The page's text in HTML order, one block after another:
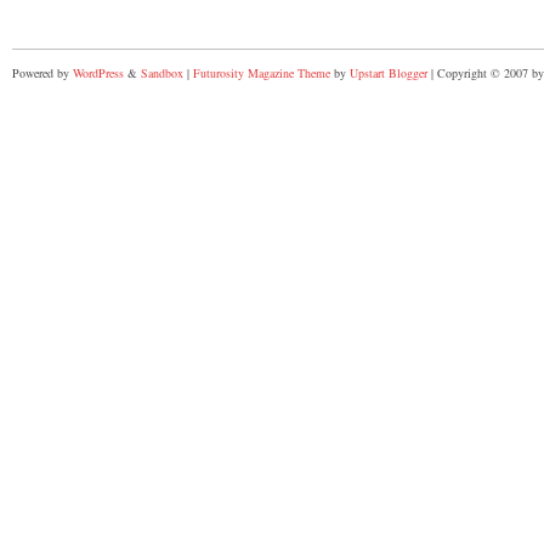
Powered by WordPress & Sandbox | Futurosity Magazine Theme by Upstart Blogger| Copyright © 2007 by